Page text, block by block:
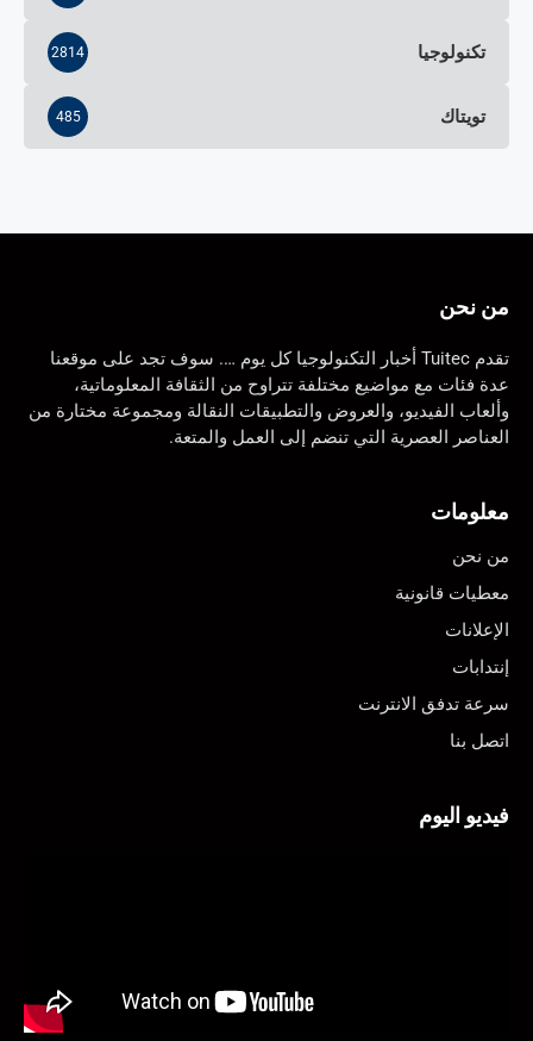
تكنولوجيا 2814
تويتاك 485
من نحن
تقدم Tuitec أخبار التكنولوجيا كل يوم …. سوف تجد على موقعنا
عدة فئات مع مواضيع مختلفة تتراوح من الثقافة المعلوماتية،
وألعاب الفيديو، والعروض والتطبيقات النقالة ومجموعة مختارة من
العناصر العصرية التي تنضم إلى العمل والمتعة.
معلومات
من نحن
معطيات قانونية
الإعلانات
إنتدابات
سرعة تدفق الانترنت
اتصل بنا
فيديو اليوم